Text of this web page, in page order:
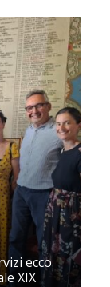
ecco
XIX